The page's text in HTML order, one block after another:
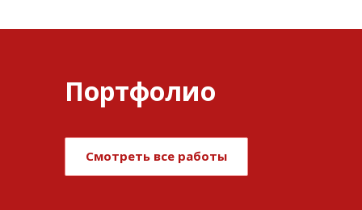
Портфолио
Смотреть все работы